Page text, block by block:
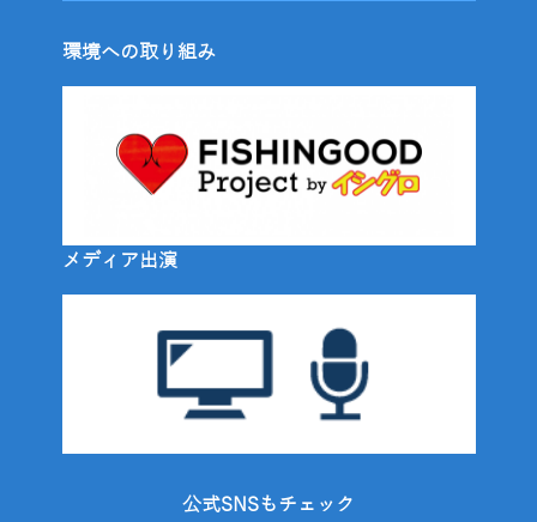
環境への取り組み
メディア出演
公式SNSもチェック